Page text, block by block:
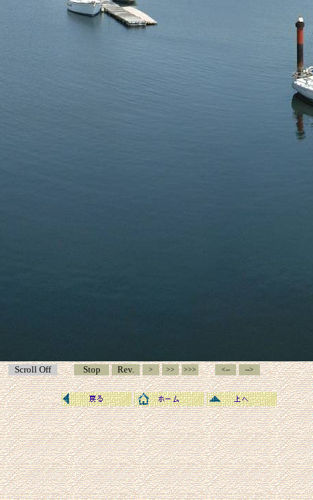
Scroll Off Stop Rev. > >> >>> <-- -->